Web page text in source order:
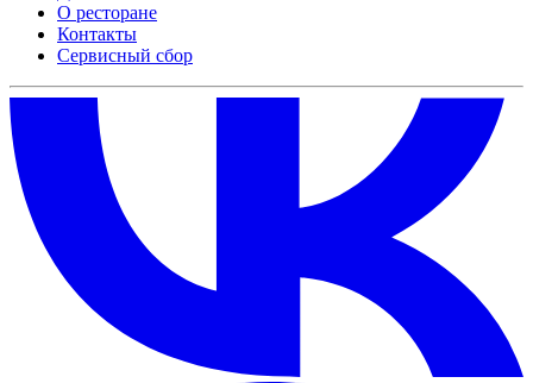
О ресторане
Контакты
Сервисный сбор